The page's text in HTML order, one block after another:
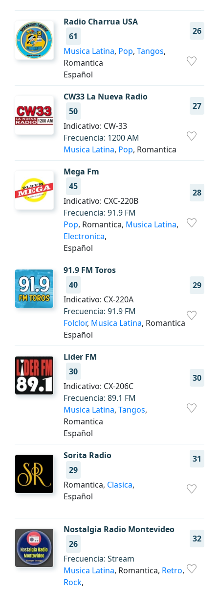
Radio Charrua USA
26
61
Musica Latina, Pop, Tangos,
Romantica
Español
CW33 La Nueva Radio
27
50
Indicativo: CW-33
Frecuencia: 1200 AM
Musica Latina, Pop, Romantica
Mega Fm
28
45
Indicativo: CXC-220B
Frecuencia: 91.9 FM
Pop, Romantica, Musica Latina,
Electronica,
Español
91.9 FM Toros
29
40
Indicativo: CX-220A
Frecuencia: 91.9 FM
Folclor, Musica Latina, Romantica
Español
Lider FM
30
30
Indicativo: CX-206C
Frecuencia: 89.1 FM
Musica Latina, Tangos,
Romantica
Español
Sorita Radio
31
29
Romantica, Clasica,
Español
Nostalgia Radio Montevideo
32
26
Frecuencia: Stream
Musica Latina, Romantica, Retro,
Rock,